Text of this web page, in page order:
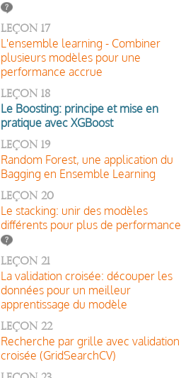
Leçon 17
L'ensemble learning - Combiner
plusieurs modèles pour une
performance accrue
Leçon 18
Le Boosting: principe et mise en
pratique avec XGBoost
Leçon 19
Random Forest, une application du
Bagging en Ensemble Learning
Leçon 20
Le stacking: unir des modèles
différents pour plus de performance
Leçon 21
La validation croisée: découper les
données pour un meilleur
apprentissage du modèle
Leçon 22
Recherche par grille avec validation
croisée (GridSearchCV)